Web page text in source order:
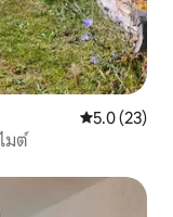
คะแนนเฉลี่ย
5.0 (23)
มต์